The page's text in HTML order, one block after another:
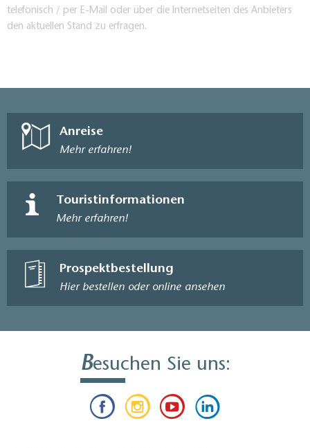
telefonisch / per E-Mail oder über die Internetseiten des Anbieters
den aktuellen Stand zu erfragen.
Anreise
Mehr erfahren!
Touristinformationen
Mehr erfahren!
Prospektbestellung
Hier bestellen oder online ansehen
Besuchen Sie uns: